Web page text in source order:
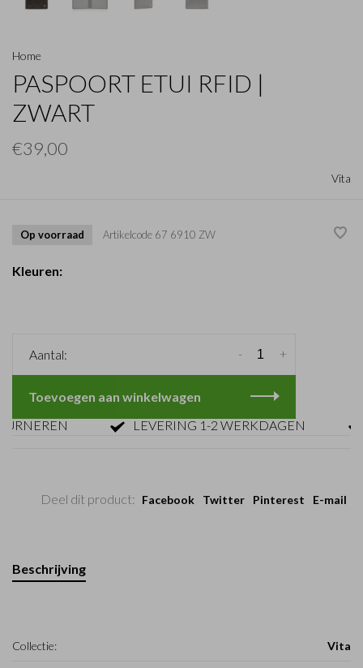
Home
PASPOORT ETUI RFID |
ZWART
€39,00
Vita
Op voorraad Artikelcode 67 6910 ZW
Kleuren:
Aantal: +
-
Toevoegen aan winkelwagen
LEVERING 1-2 WERKDAGEN
Deel dit product: Facebook Twitter Pinterest E-mail
Beschrijving
Collectie: Vita